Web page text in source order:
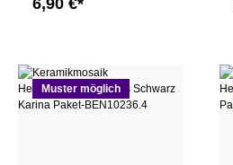
6,90 €*
Muster möglich